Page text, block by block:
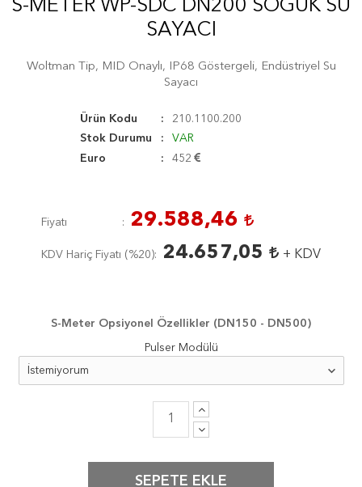
S-METER WP-SDC DN200 SOĞUK SU
SAYACI
Woltman Tip, MID Onaylı, IP68 Göstergeli, Endüstriyel Su
Sayacı
Ürün Kodu
210.1100.200
Stok Durumu
VAR
Euro
452
Fiyatı 29.588,46
KDV Hariç Fiyatı (%20) 24.657,05 + KDV
S-Meter Opsiyonel Özellikler (DN150 - DN500)
Pulser Modülü
SEPETE EKLE